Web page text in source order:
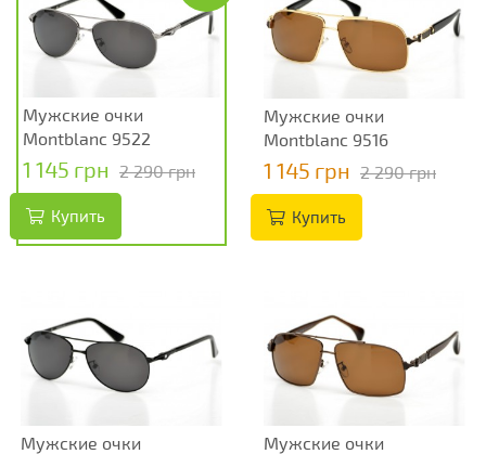
Мужские очки
Montblanc 9522
1 145 грн 2 290 грн
Купить
Мужские очки
Montblanc 9516
1 145 грн 2 290 грн
Купить
Мужские очки
Мужские очки